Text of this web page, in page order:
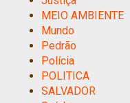
MEIO AMBIENTE
Mundo
Pedrão
Polícia
POLITICA
SALVADOR